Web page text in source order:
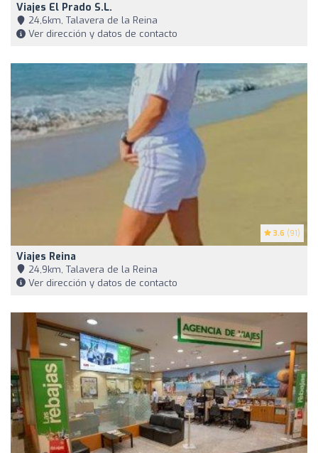
Viajes El Prado S.L.
24,6km, Talavera de la Reina
Ver dirección y datos de contacto
3.6 (91)
Viajes Reina
24,9km, Talavera de la Reina
Ver dirección y datos de contacto